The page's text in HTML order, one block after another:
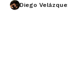
Diego